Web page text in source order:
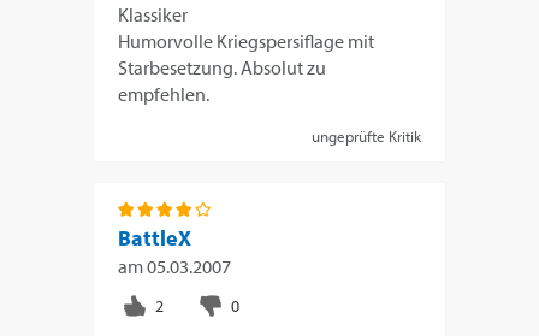
Klassiker
Humorvolle Kriegspersiflage mit
Starbesetzung. Absolut zu
empfehlen.
ungeprüfte Kritik
BattleX
am05.03.2007